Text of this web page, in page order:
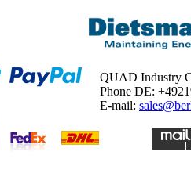
QUAD Industry
Phone DE:
E-mail: